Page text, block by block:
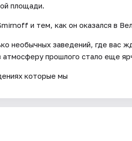
площади.
и тем, как он оказался в
необычных заведений, где вас
атмосферу прошлого стало еще
которые мы